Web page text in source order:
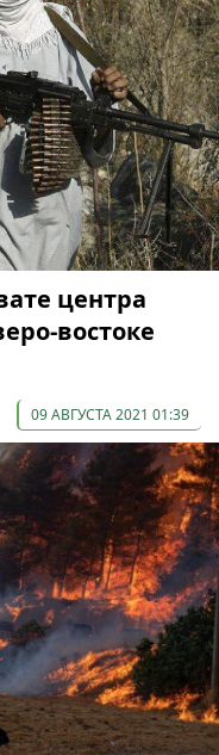
центра
востоке
09 АВГУСТА 2021 01:39